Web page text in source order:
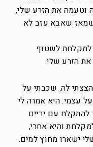
וטעמה את הזרע שלי,
שאבא עזב לא
למקלחת לשטוף
הזרע שלי.
לה. שכבתי על
עצמי. היא אמרה לי
להתקלח עם ידיים
והיא אחרי,
ישארו מחוץ למים.